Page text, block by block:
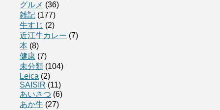
グルメ (36)
雑記 (177)
牛すじ (2)
近江牛カレー (7)
本 (8)
健康 (7)
未分類 (104)
Leica (2)
SAISIR (11)
あいさつ (6)
あか牛 (27)